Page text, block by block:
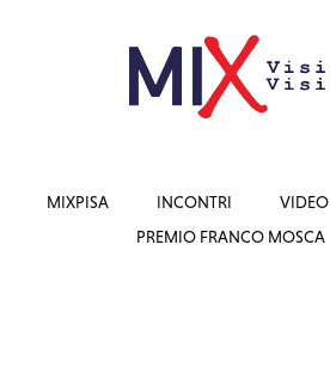
MIXPISA INCONTRI VIDEO
PREMIO FRANCO MOSCA